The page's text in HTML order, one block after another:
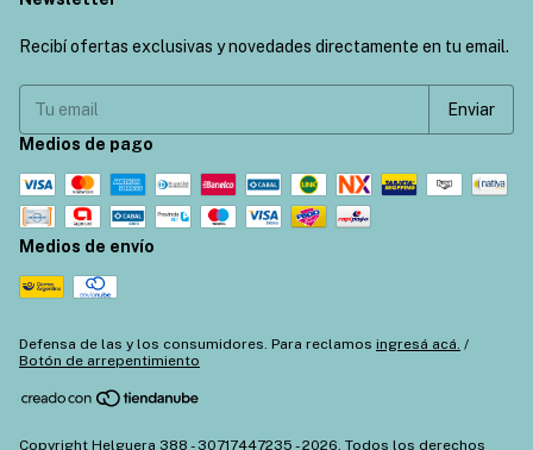
Recibí ofertas exclusivas y novedades directamente en tu email.
Medios de pago
Medios de envío
Defensa de las y los consumidores. Para reclamos ingresá acá. /
Botón de arrepentimiento
Copyright Helguera 388 - 30717447235 - 2026. Todos los derechos